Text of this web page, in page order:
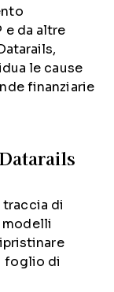
e da altre
le cause
finanziarie
traccia di
modelli
foglio di